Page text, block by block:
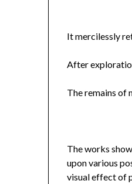
It mercilessly
After
The remains of
The works
upon various
visual effect of